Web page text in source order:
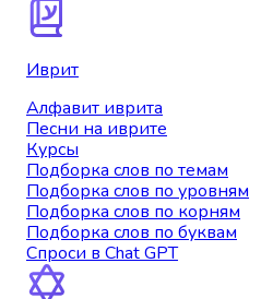
Иврит
Алфавит иврита
Песни на иврите
Курсы
Подборка слов по темам
Подборка слов по уровням
Подборка слов по корням
Подборка слов по буквам
Спроси в Chat GPT